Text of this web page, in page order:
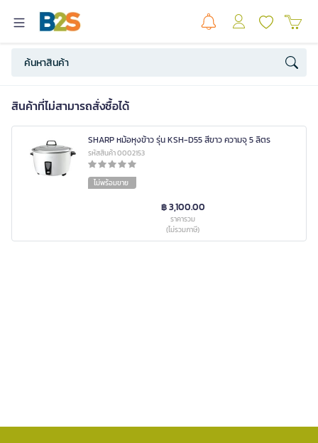
สินค้าที่ไม่สามารถสั่งซื้อได้
SHARP หม้อหุงข้าว รุ่น KSH-D55 สีขาว ความจุ 5 ลิตร
รหัสสินค้า 0002153
ไม่พร้อมขาย
฿ 3,100.00
ราคารวม
(ไม่รวมภาษี)